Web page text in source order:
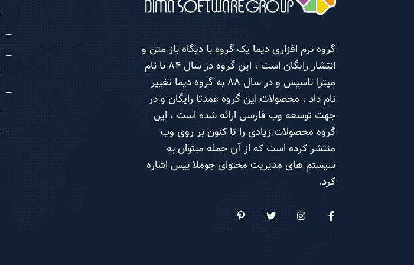
گروه نرم افزاری دیما یک گروه با دیگاه باز متن و
انتشار رایگان است ، این گروه در سال 84 با نام
میترا تاسیس و در سال 88 به گروه دیما تغییر
نام داد ، محصولات این گروه عمدتا رایگان و در
جهت توسعه وب فارسی ارائه شده است ، این
گروه محصولات زیادی را تا کنون بر روی وب
منتشر کرده است که از آن جمله میتوان به
سیستم های مدیریت محتوای جوملا بیس اشاره
کرد.